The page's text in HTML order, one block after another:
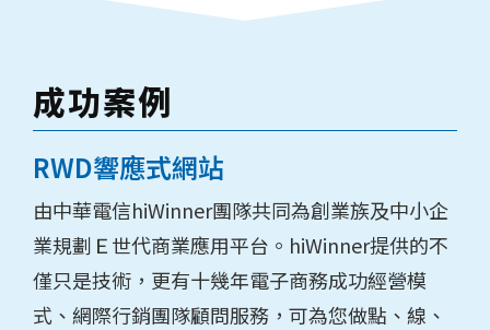
成功案例
RWD響應式網站
由中華電信hiWinner團隊共同為創業族及中小企
業規劃Ｅ世代商業應用平台。hiWinner提供的不
僅只是技術，更有十幾年電子商務成功經營模
式、網際行銷團隊顧問服務，可為您做點、線、